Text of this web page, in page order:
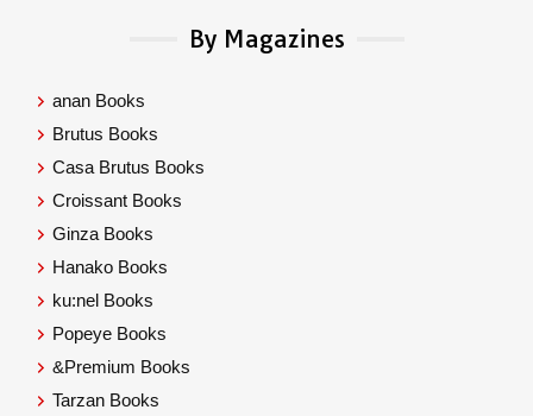
By Magazines
anan Books
Brutus Books
Casa Brutus Books
Croissant Books
Ginza Books
Hanako Books
ku:nel Books
Popeye Books
&Premium Books
Tarzan Books